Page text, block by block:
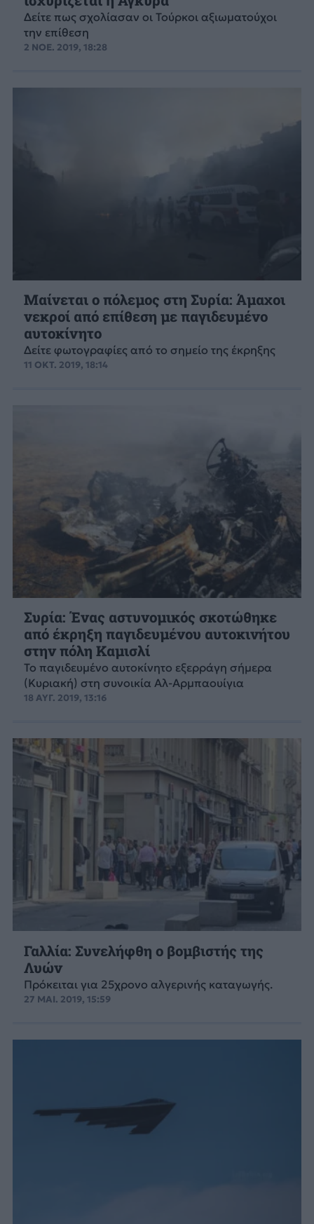
Δείτε πως σχολίασαν οι Τούρκοι αξιωματούχοι
την επίθεση
2 ΝΟΕ. 2019, 18:28
Μαίνεται ο πόλεμος στη Συρία: Άμαχοι
νεκροί από επίθεση με παγιδευμένο
αυτοκίνητο
Δείτε φωτογραφίες από το σημείο της έκρηξης
11 ΟΚΤ. 2019, 18:14
Συρία: Ένας αστυνομικός σκοτώθηκε
από έκρηξη παγιδευμένου αυτοκινήτου
στην πόλη Καμισλί
Το παγιδευμένο αυτοκίνητο εξερράγη σήμερα
(Κυριακή) στη συνοικία Αλ-Αρμπαουίγια
18 ΑΥΓ. 2019, 13:16
Γαλλία: Συνελήφθη ο βομβιστής της
Λυών
Πρόκειται για 25χρονο αλγερινής καταγωγής.
27 ΜΑΙ. 2019, 15:59